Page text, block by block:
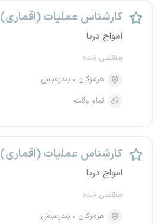
کارشناس عملیات (اقماری)
امواج دریا
منقضی شده
هرمزگان
بندرعباس
تمام وقت
کارشناس عملیات (اقماری)
امواج دریا
منقضی شده
هرمزگان
بندرعباس